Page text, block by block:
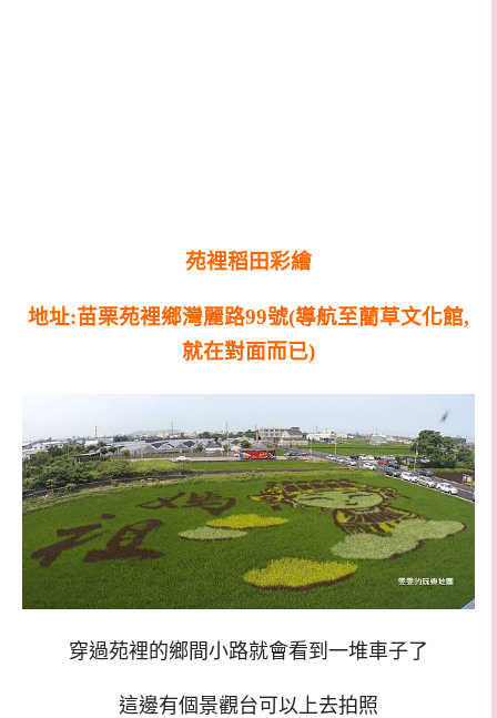
苑裡稻田彩繪
地址:苗栗苑裡鄉灣麗路99號(導航至藺草文化館,
就在對面而已)
穿過苑裡的鄉間小路就會看到一堆車子了
這邊有個景觀台可以上去拍照